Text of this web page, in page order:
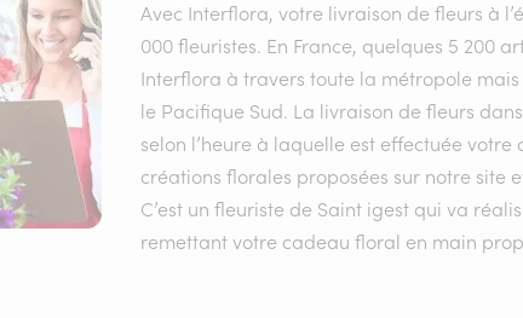
Avec Interflora, votre livraison de fleurs à
000 fleuristes. En France, quelques 5 200
Interflora à travers toute la métropole
le Pacifique Sud. La livraison de fleurs
selon l’heure à laquelle est effectuée
créations florales proposées sur notre site
C’est un fleuriste de Saint igest qui va
remettant votre cadeau floral en main